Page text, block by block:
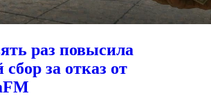
раз повысила
за отказ от
FM